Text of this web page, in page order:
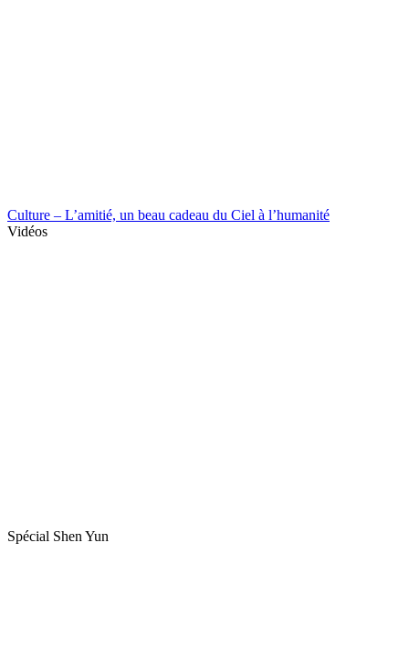
Culture – L’amitié, un beau cadeau du Ciel à l’humanité
Vidéos
Spécial Shen Yun